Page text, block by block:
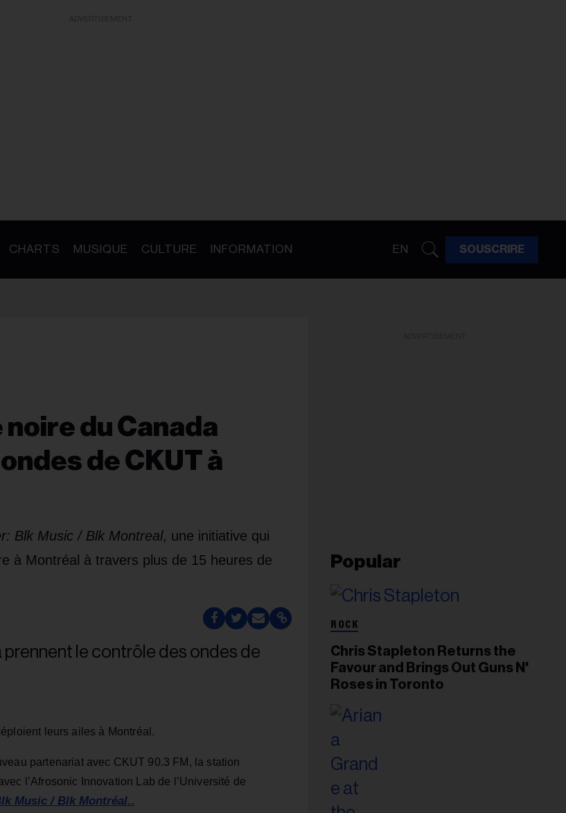
CHARTS MUSIQUE CULTURE INFORMATION EN SOUSCRIRE
du Canada
de CKUT à
Blk Music / Blk Montreal, une initiative qui
à Montréal à travers plus de 15 heures de
leurs ailes à Montréal.
partenariat avec CKUT 90.3 FM, la station
l’Afrosonic Innovation Lab de l’Université de
Music / Blk Montréal..
Popular
ROCK
Chris Stapleton Returns the
Favour and Brings Out Guns N'
Roses in Toronto